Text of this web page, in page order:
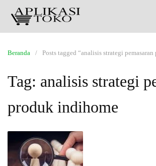
Beranda Posts tagged “analisis strategi
Tag: analisis strategi
produk indihome